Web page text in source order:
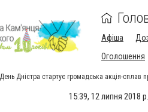
Афіша
Оголошення
Дністра стартує громадська акція-сплав
15:39, 12 липня 2018 р.